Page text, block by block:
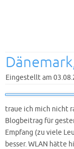
Eingestellt am
traue ich mich nicht
Blogbeitrag für
Empfang (zu viele
besser. WLAN hätte